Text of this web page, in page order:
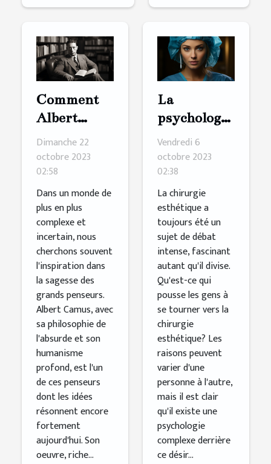
Comment
Albert
Camus
inspire les
jeunes
générations
à
réinventer
le monde
Dimanche 22
octobre 2023
02:58
Dans un monde de
plus en plus
complexe et
incertain, nous
cherchons souvent
l'inspiration dans
la sagesse des
grands penseurs.
Albert Camus, avec
sa philosophie de
l'absurde et son
humanisme
profond, est l'un
de ces penseurs
dont les idées
résonnent encore
fortement
aujourd'hui. Son
oeuvre, riche...
La
psychologie
derrière le
désir de
chirurgie
esthétique
Vendredi 6
octobre 2023
02:38
La chirurgie
esthétique a
toujours été un
sujet de débat
intense, fascinant
autant qu'il divise.
Qu'est-ce qui
pousse les gens à
se tourner vers la
chirurgie
esthétique? Les
raisons peuvent
varier d'une
personne à l'autre,
mais il est clair
qu'il existe une
psychologie
complexe derrière
ce désir...